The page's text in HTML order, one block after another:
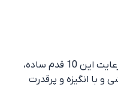
یه شروع خوب، کلید موفقیته! با رعایت این 10 قدم ساده،
و با انگیزه و پرقدرت